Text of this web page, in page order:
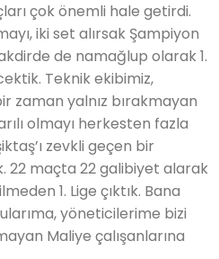
çok önemli hale getirdi.
iki set alırsak Şampiyon
de namağlup olarak 1.
Teknik ekibimiz,
zaman yalnız bırakmayan
olmayı herkesten fazla
zevkli geçen bir
22 maçta 22 galibiyet alarak
1. Lige çıktık. Bana
yöneticilerime bizi
Maliye çalışanlarına